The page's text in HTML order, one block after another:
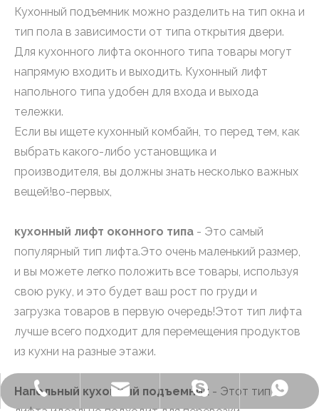
Кухонный подъемник можно разделить на тип окна и
тип пола в зависимости от типа открытия двери.
Для кухонного лифта оконного типа товары могут
напрямую входить и выходить. Кухонный лифт
напольного типа удобен для входа и выхода
тележки.
Если вы ищете кухонный комбайн, то перед тем, как
выбрать какого-либо установщика и
производителя, вы должны знать несколько важных
вещей!во-первых,
кухонный лифт оконного типа - Это самый
популярный тип лифта.Это очень маленький размер,
и вы можете легко положить все товары, используя
свою руку, и это будет ваш рост по груди и
загрузка товаров в первую очередь!Этот тип лифта
лучше всего подходит для перемещения продуктов
из кухни на разные этажи.
Напольный кухонный подъемник - Этот тип
+86-572-2235922
delfar@delfar.cn
Бензонелеватор
+86-13511261762